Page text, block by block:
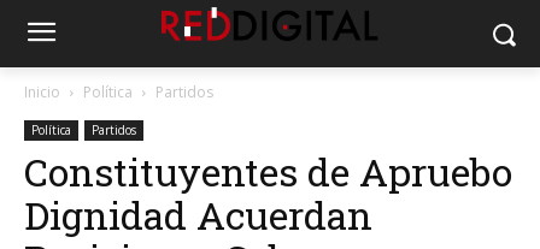
Inicio Política Partidos
Política Partidos
Constituyentes de Apruebo
Dignidad Acuerdan